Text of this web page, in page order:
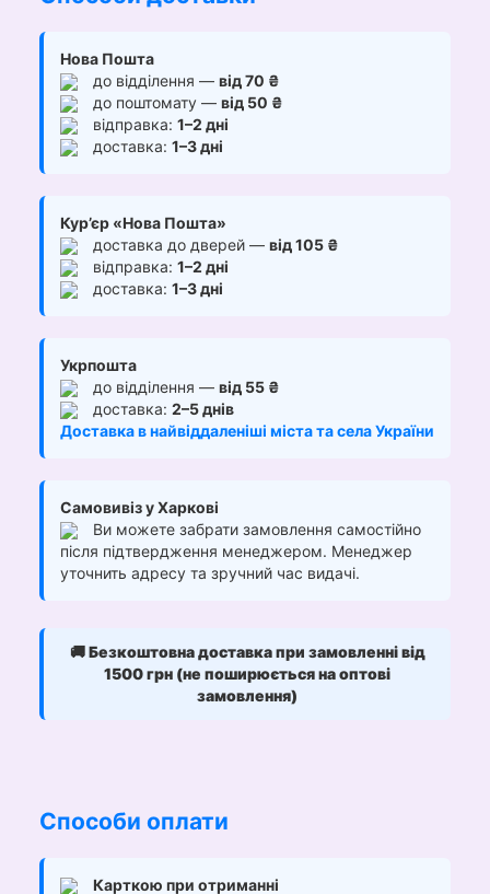
Нова Пошта
до відділення — від 70 ₴
до поштомату — від 50 ₴
відправка: 1–2 дні
доставка: 1–3 дні
Кур’єр «Нова Пошта»
доставка до дверей — від 105 ₴
відправка: 1–2 дні
доставка: 1–3 дні
Укрпошта
до відділення — від 55 ₴
доставка: 2–5 днів
Доставка в найвіддаленіші міста та села України
Самовивіз у Харкові
Ви можете забрати замовлення самостійно
після підтвердження менеджером. Менеджер
уточнить адресу та зручний час видачі.
🚚Безкоштовна доставка при замовленні від
1500 грн (не поширюється на оптові
замовлення)
Способи оплати
Карткою при отриманні